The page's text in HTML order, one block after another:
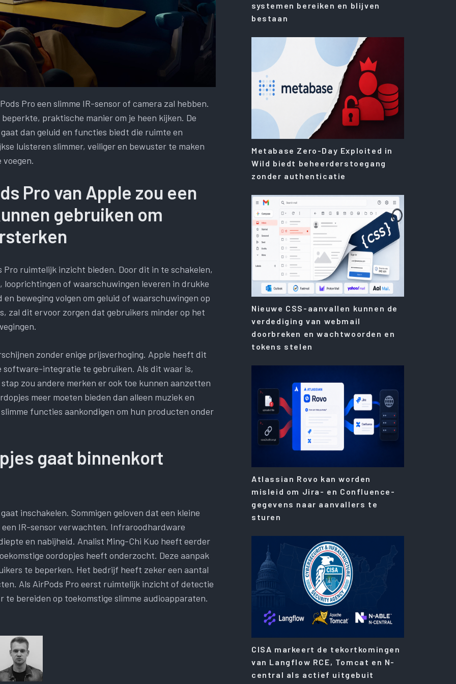
Pro een slimme IR-sensor of camera zal hebben.
praktische manier om je heen kijken. De
dan geluid en functies biedt die ruimte en
luisteren slimmer, veiliger en bewuster te maken
Pro van Apple zou een
gebruiken om
ruimtelijk inzicht bieden. Door dit in te schakelen,
of waarschuwingen leveren in drukke
beweging volgen om geluid of waarschuwingen op
zal dit ervoor zorgen dat gebruikers minder op het
zonder enige prijsverhoging. Apple heeft dit
integratie te gebruiken. Als dit waar is,
zou andere merken er ook toe kunnen aanzetten
meer moeten bieden dan alleen muziek en
functies aankondigen om hun producten onder
gaat binnenkort
inschakelen. Sommigen geloven dat een kleine
IR-sensor verwachten. Infraroodhardware
en nabijheid. Analist Ming-Chi Kuo heeft eerder
oordopjes heeft onderzocht. Deze aanpak
te beperken. Het bedrijf heeft zeker een aantal
Als AirPods Pro eerst ruimtelijk inzicht of detectie
bereiden op toekomstige slimme audioapparaten.
systemen bereiken en blijven
bestaan
Metabase Zero-Day Exploited in
Wild biedt beheerderstoegang
zonder authenticatie
Nieuwe CSS-aanvallen kunnen de
verdediging van webmail
doorbreken en wachtwoorden en
tokens stelen
Atlassian Rovo kan worden
misleid om Jira- en Confluence-
gegevens naar aanvallers te
sturen
CISA markeert de tekortkomingen
van Langflow RCE, Tomcat en N-
central als actief uitgebuit